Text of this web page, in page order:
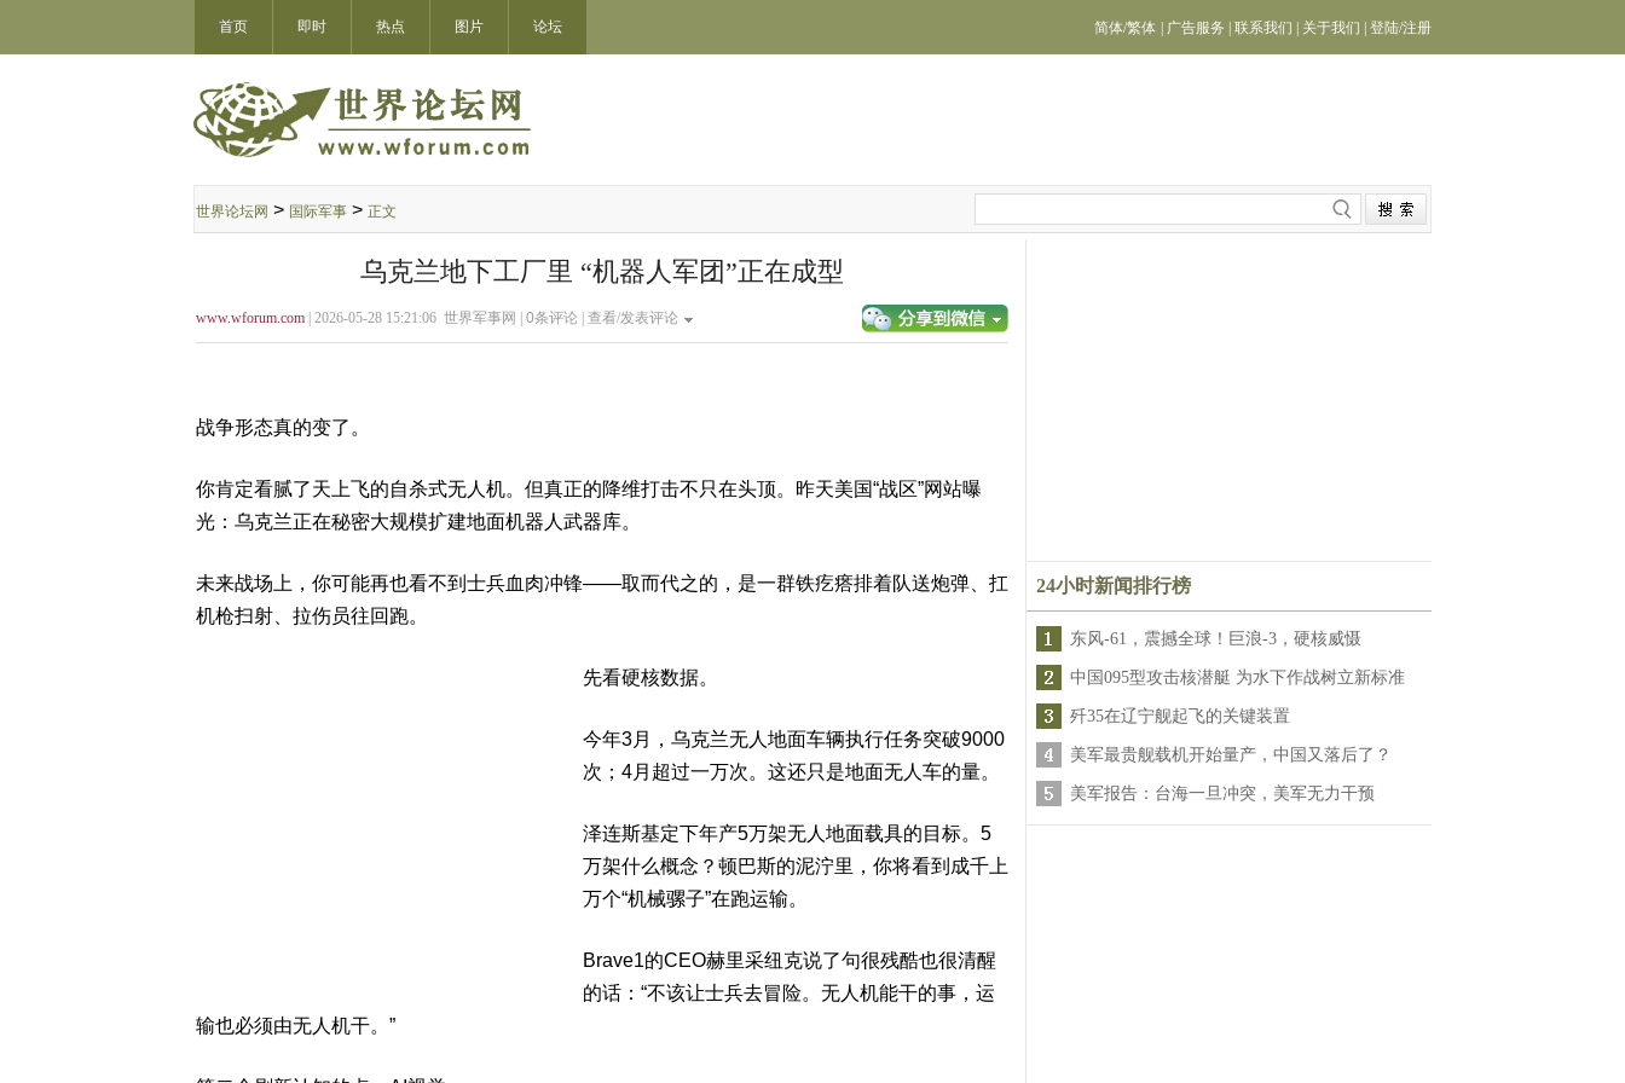
首页 即时 热点 图片 论坛 简体/繁体 广告服务 联系我们 关于我们 登陆/注册
世界论坛网 > 国际军事 > 正文
乌克兰地下工厂里 “机器人军团”正在成型
www.wforum.com | 2026-05-28 15:21:06 世界军事网 | 0条评论 | 查看/发表评论
战争形态真的变了。
你肯定看腻了天上飞的自杀式无人机。但真正的降维打击不只在头顶。昨天美国“战区”网站曝
光：乌克兰正在秘密大规模扩建地面机器人武器库。
未来战场上，你可能再也看不到士兵血肉冲锋——取而代之的，是一群铁疙瘩排着队送炮弹、扛
机枪扫射、拉伤员往回跑。
先看硬核数据。
今年3月，乌克兰无人地面车辆执行任务突破9000
次；4月超过一万次。这还只是地面无人车的量。
泽连斯基定下年产5万架无人地面载具的目标。5
万架什么概念？顿巴斯的泥泞里，你将看到成千上
万个“机械骡子”在跑运输。
Brave1的CEO赫里采纽克说了句很残酷也很清醒
的话：“不该让士兵去冒险。无人机能干的事，运
输也必须由无人机干。”
24小时新闻排行榜
东风-61，震撼全球！巨浪-3，硬核威慑
中国095型攻击核潜艇 为水下作战树立新标准
歼35在辽宁舰起飞的关键装置
美军最贵舰载机开始量产，中国又落后了？
美军报告：台海一旦冲突，美军无力干预